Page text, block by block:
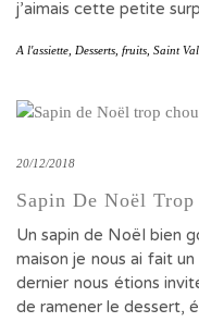
j’aimais cette petite
A l'assiette Desserts fruits Saint
20/12/2018
Sapin De Noël
Un sapin de Noël bien
maison je nous ai fait
dernier nous étions
de ramener le dessert,